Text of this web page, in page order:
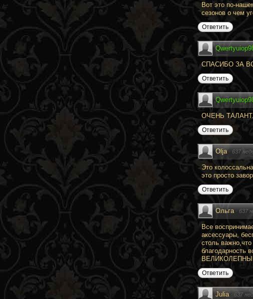
Вот это по-
сезонов о чем
Ответить
СПАСИБО ЗА
Ответить
ОЧЕНЬ
Ответить
Olja · 637
Это
это просто
Ответить
Ольга · 637
Все
аксессуары,
столь
благодарность
ВЕЛИКОЛЕПНЫЙ
Ответить
Julia · 637